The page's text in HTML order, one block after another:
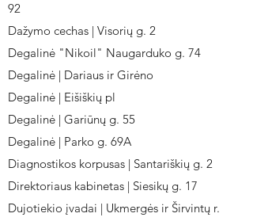
92
Dažymo cechas | Visorių g. 2
Degalinė "Nikoil" Naugarduko g. 74
Degalinė | Dariaus ir Girėno
Degalinė | Eišiškių pl
Degalinė | Gariūnų g. 55
Degalinė | Parko g. 69A
Diagnostikos korpusas | Santariškių g. 2
Direktoriaus kabinetas | Siesikų g. 17
Dujotiekio įvadai | Ukmergės ir Širvintų r.